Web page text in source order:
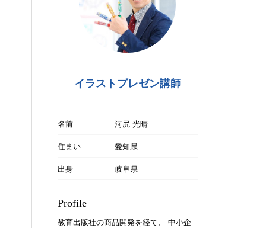
イラストプレゼン講師
名前
河尻 光晴
住まい
愛知県
出身
岐阜県
Profile
教育出版社の商品開発を経て、 中小企